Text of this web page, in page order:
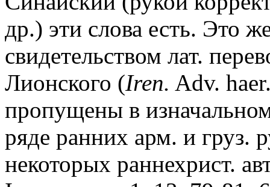
др.) эти слова есть. Это
свидетельством лат.
Лионского (Iren. Adv.
пропущены в
ряде ранних арм. и груз.
некоторых раннехрист.